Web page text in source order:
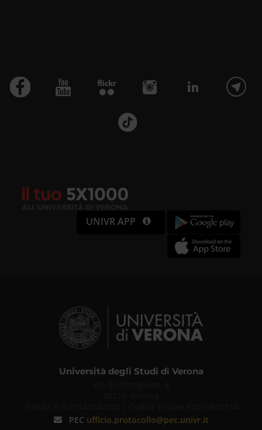
UNIVR APP
Università degli Studi di Verona
PEC ufficio.protocollo@pec.univr.it